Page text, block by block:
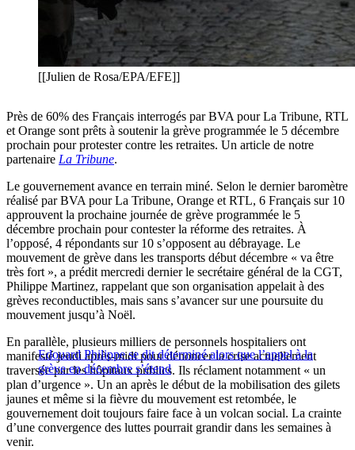
[[Julien de Rosa/EPA/EFE]]
Près de 60% des Français interrogés par BVA pour La Tribune, RTL
et Orange sont prêts à soutenir la grève programmée le 5 décembre
prochain pour protester contre les retraites. Un article de notre
partenaire La Tribune.
Le gouvernement avance en terrain miné. Selon le dernier baromètre
réalisé par BVA pour La Tribune, Orange et RTL, 6 Français sur 10
approuvent la prochaine journée de grève programmée le 5
décembre prochain pour contester la réforme des retraites. À
l’opposé, 4 répondants sur 10 s’opposent au débrayage. Le
mouvement de grève dans les transports début décembre « va être
très fort », a prédit mercredi dernier le secrétaire général de la CGT,
Philippe Martinez, rappelant que son organisation appelait à des
grèves reconductibles, mais sans s’avancer sur une poursuite du
mouvement jusqu’à Noël.
Edouard Philippe se dit déterminé alors que l’appel à la
grève en décembre s’étend
En parallèle, plusieurs milliers de personnels hospitaliers ont
manifesté jeudi après-midi pour dénoncer la crise actuellement
traversée par les hôpitaux publics. Ils réclament notamment « un
plan d’urgence ». Un an après le début de la mobilisation des gilets
jaunes et même si la fièvre du mouvement est retombée, le
gouvernement doit toujours faire face à un volcan social. La crainte
d’une convergence des luttes pourrait grandir dans les semaines à
venir.